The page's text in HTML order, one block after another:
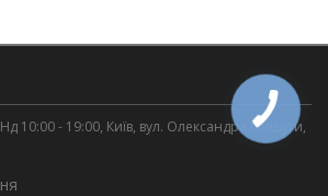
10:00 - 19:00, Київ, вул. Олександра Мишуги,